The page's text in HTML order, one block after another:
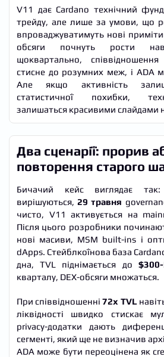
V11 дає Cardano технічний
трейду, але лише за умови, що
впроваджуватимуть нові
обсяги почнуть рости
щоквартально, співвідношення
стисне до розумних меж, і ADA
Але якщо активність
статистичної похибки,
залишаться красивими слайдами
Два сценарії: прорив
повторення старого
Бичачий кейс виглядає так:
вирішуються,29 травня
чисто, V11 активується на
Після цього розробники
нові масиви, MSM built-ins і
dApps. Стейблкоїнова база
дна, TVL піднімається до
кварталу, DEX-обсяги множаться.
При співвідношенні72x TVL
ліквідності швидко стискає
privacy-додатки дають
сегменті, який ще не визначив
ADA може бути переоцінена як